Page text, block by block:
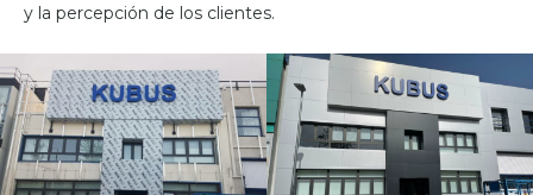
y la percepción de los clientes.